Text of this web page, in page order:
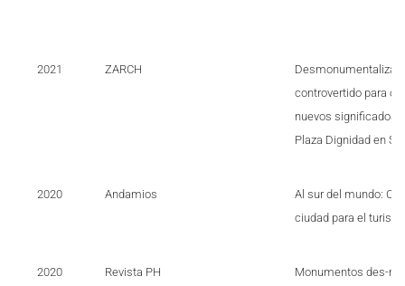
2021 ZARCH
controvertido para
nuevos significados
Plaza Dignidad en
2020 Andamios
Al sur del mundo:
ciudad para el
2020 Revista PH
Monumentos des-